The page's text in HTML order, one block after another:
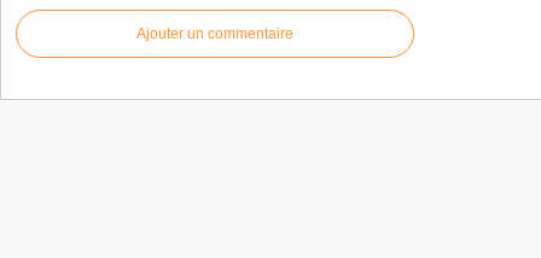
Ajouter un commentaire